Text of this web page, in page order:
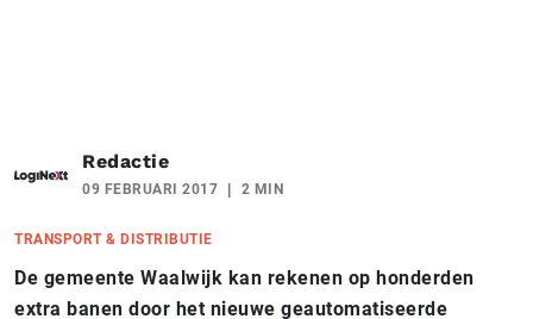
Redactie
09 FEBRUARI 2017 2 MIN
TRANSPORT & DISTRIBUTIE
De gemeente Waalwijk kan rekenen op honderden
extra banen door het nieuwe geautomatiseerde